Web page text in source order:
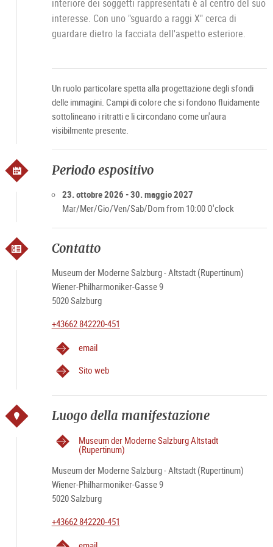
interiore dei soggetti rappresentati è al centro del suo
interesse. Con uno "sguardo a raggi X" cerca di
guardare dietro la facciata dell'aspetto esteriore.
Un ruolo particolare spetta alla progettazione degli sfondi
delle immagini. Campi di colore che si fondono fluidamente
sottolineano i ritratti e li circondano come un'aura
visibilmente presente.
Periodo espositivo
23. ottobre 2026 - 30. maggio 2027
Mar/Mer/Gio/Ven/Sab/Dom from 10:00 O'clock
Contatto
Museum der Moderne Salzburg - Altstadt (Rupertinum)
Wiener-Philharmoniker-Gasse 9
5020 Salzburg
+43662 842220-451
email
Sito web
Luogo della manifestazione
Museum der Moderne Salzburg Altstadt
(Rupertinum)
Museum der Moderne Salzburg - Altstadt (Rupertinum)
Wiener-Philharmoniker-Gasse 9
5020 Salzburg
+43662 842220-451